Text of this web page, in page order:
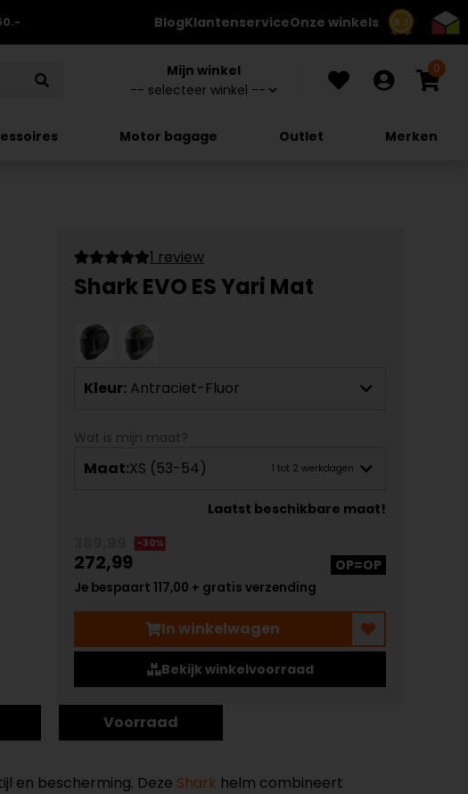
8.7
BlogKlantenserviceOnze winkels
Mijn winkel 0
Motor bagage Outlet Merken
1 review
Shark EVO ES Yari Mat
Kleur: Antraciet-Fluor
Wat is mijn maat?
Maat:XS (53-54) 1 tot 2 werkdagen
Laatst beschikbare maat!
-30%
272,99
Je bespaart 117,00 + gratis verzending
OP=OP
In winkelwagen
Bekijk winkelvoorraad
Voorraad
en bescherming. Deze Shark helm combineert